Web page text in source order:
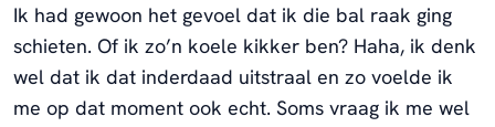
Ik had gewoon het gevoel dat ik die bal raak ging
schieten. Of ik zo’n koele kikker ben? Haha, ik denk
wel dat ik dat inderdaad uitstraal en zo voelde ik
me op dat moment ook echt. Soms vraag ik me wel